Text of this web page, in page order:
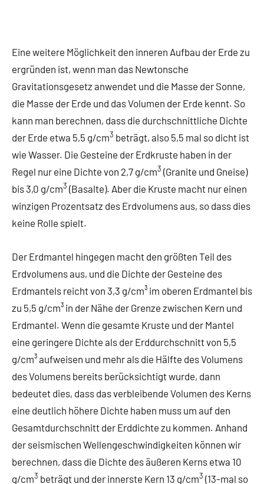
Eine weitere Möglichkeit den inneren Aufbau der Erde zu
ergründen ist, wenn man das Newtonsche
Gravitationsgesetz anwendet und die Masse der Sonne,
die Masse der Erde und das Volumen der Erde kennt. So
kann man berechnen, dass die durchschnittliche Dichte
der Erde etwa 5,5 g/cm3 beträgt, also 5,5 mal so dicht ist
wie Wasser. Die Gesteine der Erdkruste haben in der
Regel nur eine Dichte von 2,7 g/cm3 (Granite und Gneise)
bis 3,0 g/cm3 (Basalte). Aber die Kruste macht nur einen
winzigen Prozentsatz des Erdvolumens aus, so dass dies
keine Rolle spielt.
Der Erdmantel hingegen macht den größten Teil des
Erdvolumens aus, und die Dichte der Gesteine des
Erdmantels reicht von 3,3 g/cm³ im oberen Erdmantel bis
zu 5,5 g/cm³ in der Nähe der Grenze zwischen Kern und
Erdmantel. Wenn die gesamte Kruste und der Mantel
eine geringere Dichte als der Erddurchschnitt von 5,5
g/cm³ aufweisen und mehr als die Hälfte des Volumens
des Volumens bereits berücksichtigt wurde, dann
bedeutet dies, dass das verbleibende Volumen des Kerns
eine deutlich höhere Dichte haben muss um auf den
Gesamtdurchschnitt der Erddichte zu kommen. Anhand
der seismischen Wellengeschwindigkeiten können wir
berechnen, dass die Dichte des äußeren Kerns etwa 10
g/cm3 beträgt und der innerste Kern 13 g/cm3 (13-mal so